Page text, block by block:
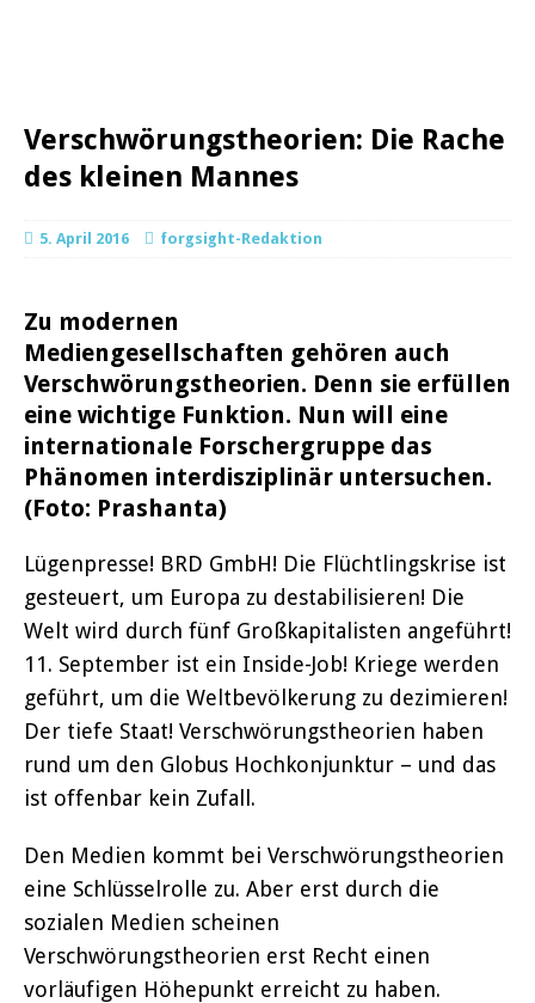
Verschwörungstheorien: Die Rache
des kleinen Mannes
5. April 2016 forgsight-Redaktion
Zu modernen
Mediengesellschaften gehören auch
Verschwörungstheorien. Denn sie erfüllen
eine wichtige Funktion. Nun will eine
internationale Forschergruppe das
Phänomen interdisziplinär untersuchen.
(Foto: Prashanta)
Lügenpresse! BRD GmbH! Die Flüchtlingskrise ist
gesteuert, um Europa zu destabilisieren! Die
Welt wird durch fünf Großkapitalisten angeführt!
11. September ist ein Inside-Job! Kriege werden
geführt, um die Weltbevölkerung zu dezimieren!
Der tiefe Staat! Verschwörungstheorien haben
rund um den Globus Hochkonjunktur – und das
ist offenbar kein Zufall.
Den Medien kommt bei Verschwörungstheorien
eine Schlüsselrolle zu. Aber erst durch die
sozialen Medien scheinen
Verschwörungstheorien erst Recht einen
vorläufigen Höhepunkt erreicht zu haben.